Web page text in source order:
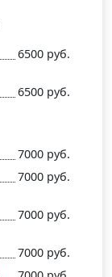
6500 руб.
6500 руб.
7000 руб.
7000 руб.
7000 руб.
7000 руб.